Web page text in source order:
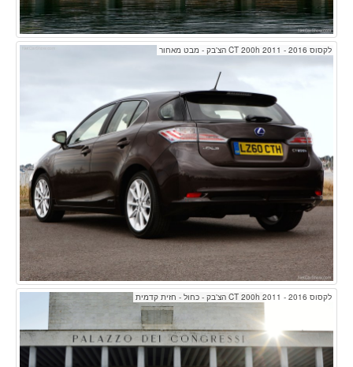
לקסוס CT 200h 2011 - 2016 הצ'בק - מבט מאחור
לקסוס CT 200h 2011 - 2016 הצ'בק - כחול - חזית קדמית